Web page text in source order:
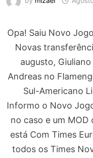
Opa! Saiu Novo
Novas
augusto,
Andreas no
Sul-Americano
Informo o Novo
no caso e um MOD
está Com Times
todos os Times